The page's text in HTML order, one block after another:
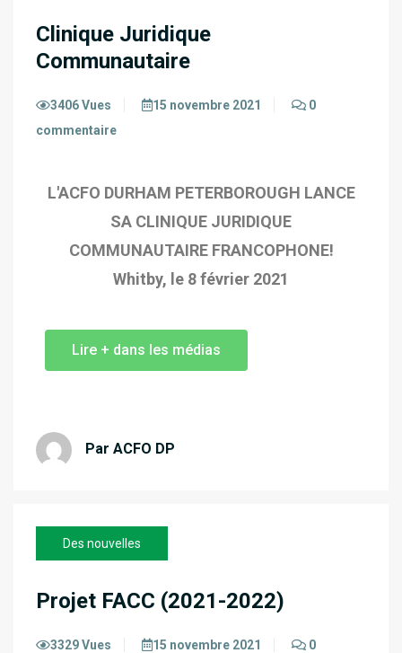
Clinique Juridique
Communautaire
3406 Vues 15 novembre 2021
0
commentaire
L'ACFO DURHAM PETERBOROUGH LANCE
SA CLINIQUE JURIDIQUE
COMMUNAUTAIRE FRANCOPHONE!
Whitby, le 8 février 2021
Lire + dans les médias
Par ACFO DP
Des nouvelles
Projet FACC (2021-2022)
3329 Vues 15 novembre 2021
0